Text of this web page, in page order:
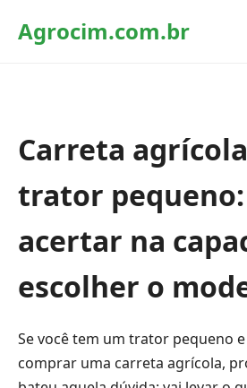
Agrocim.com.br
Carreta
trator
acertar na
escolher o
Se você tem um trator pequeno
comprar uma carreta agrícola,